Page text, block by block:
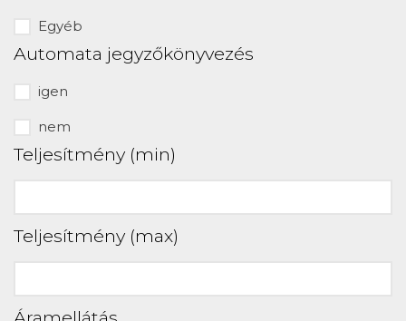
Egyéb
Automata jegyzőkönyvezés
igen
nem
Teljesítmény (min)
Teljesítmény (max)